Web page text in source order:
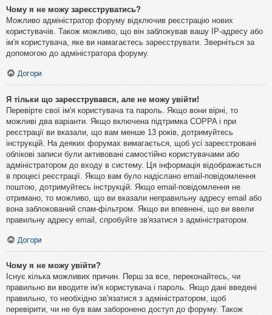
Чому я не можу зареєструватись?
Можливо адміністратор форуму відключив реєстрацію нових
користувачів. Також можливо, що він заблокував вашу IP-адресу або
ім'я користувача, яке ви намагаєтесь зареєструвати. Зверніться за
допомогою до адміністратора форуму.
Догори
Я тільки що зареєструвався, але не можу увійти!
Перевірте свої ім'я користувача та пароль. Якщо вони вірні, то
можливі два варіанти. Якщо включена підтримка COPPA і при
реєстрації ви вказали, що вам менше 13 років, дотримуйтесь
інструкцій. На деяких форумах вимагається, щоб усі зареєстровані
облікові записи були активовані самостійно користувачами або
адміністратором до входу в систему. Ця інформація відображається
в процесі реєстрації. Якщо вам було надіслано email-повідомлення
поштою, дотримуйтесь інструкцій. Якщо email-повідомлення не
отримано, то можливо, що ви вказали неправильну адресу email або
вона заблокований спам-фільтром. Якщо ви впевнені, що ви ввели
правильну адресу email, спробуйте зв'язатися з адміністратором.
Догори
Чому я не можу увійти?
Існує кілька можливих причин. Перш за все, переконайтесь, чи
правильно ви вводите ім'я користувача і пароль. Якщо дані введені
правильно, то необхідно зв'язатися з адміністратором, щоб
перевірити, чи не був вам заборонено доступ до форуму. Також